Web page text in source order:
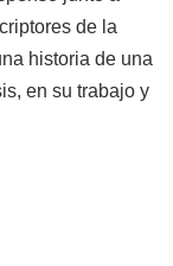
de la
historia de una
en su trabajo y